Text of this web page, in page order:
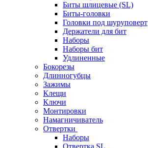
Биты шлицевые (SL)
Биты-головки
Головки под шуруповерт
Держатели для бит
Наборы
Наборы бит
Удлиненные
Бокорезы
Длинногубцы
Зажимы
Клещи
Ключи
Монтировки
Намагничиватель
Отвертки
Наборы
Отвертка SL